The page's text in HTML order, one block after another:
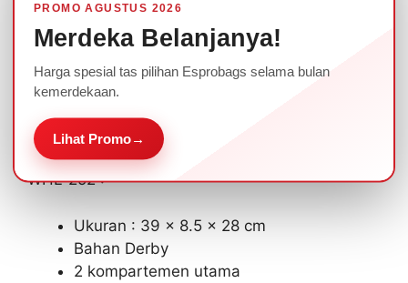
Ada beragam pilihan warna yang bisa dipilih
sesuai dengan tema, dan ditambahkan logo
Spesifikasi Tas Kerja Laptop Terbaru Kode
WHL-252 :
Ukuran : 39 x 8.5 x 28 cm
Bahan Derby
2 kompartemen utama
PROMO AGUSTUS 2026
Merdeka Belanjanya!
Harga spesial tas pilihan Esprobags selama bulan
kemerdekaan.
Lihat Promo→